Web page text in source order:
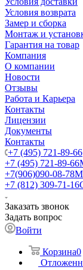
Условия возврата
Замер и сборка
Монтаж и
Гарантия на товар
Компания
О компании
Новости
Отзывы
Работа и Карьера
Контакты
Лицензии
Документы
Контакты
+7 (495) 721-89-66
+7 (495) 721-89-66
+7(906)090-08-78
+7 (812) 309-71-16
Заказать звонок
Задать вопрос
Войти
Корзина0